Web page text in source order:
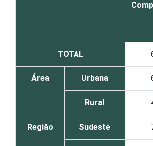
TOTAL
Área Urbana
Rural
Região Sudeste